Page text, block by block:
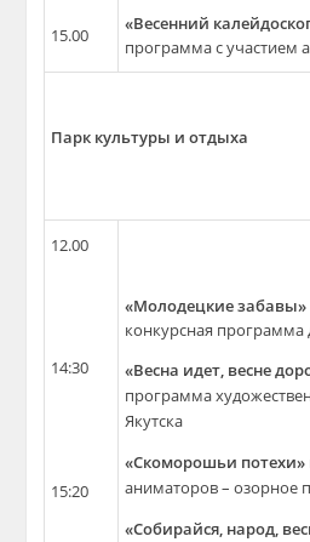
15.00
«Весенний
программа с участием
Парк культуры и отдыха
12.00
14:30
15:20
«Молодецкие забавы»
конкурсная программа
«Весна идет, весне
программа
Якутска
«Скоморошьи потехи»
аниматоров – озорное
«Собирайся, народ,